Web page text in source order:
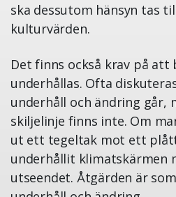
ska dessutom hänsyn tas
kulturvärden.
Det finns också krav på att
underhållas. Ofta
underhåll och ändring går,
skiljelinje finns inte. Om
ut ett tegeltak mot ett
underhållit klimatskärmen
utseendet. Åtgärden är